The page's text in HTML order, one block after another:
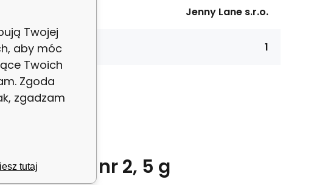
Jenny Lane s.r.o.
Balení: 1
E nr 2, 5 g
Twojej
aby móc
Twoich
Zgoda
zgadzam
tutaj